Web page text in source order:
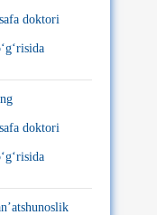
doktori
doktori